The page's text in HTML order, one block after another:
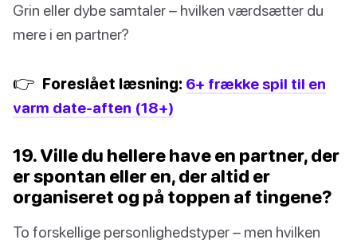
Grin eller dybe samtaler – hvilken værdsætter du
mere i en partner?
👉 Foreslået læsning: 6+ frække spil til en
varm date-aften (18+)
19. Ville du hellere have en partner, der
er spontan eller en, der altid er
organiseret og på toppen af tingene?
To forskellige personlighedstyper – men hvilken